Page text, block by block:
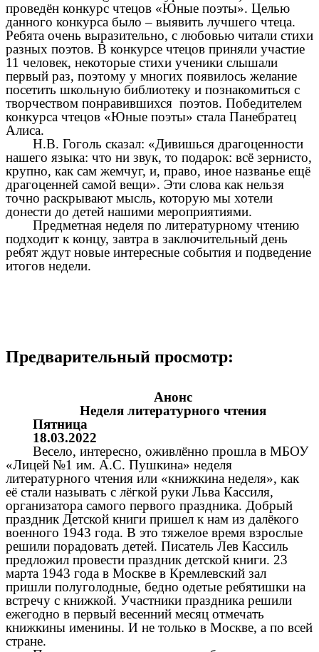
проведён конкурс чтецов «Юные поэты». Целью
данного конкурса было – выявить лучшего чтеца.
Ребята очень выразительно, с любовью читали стихи
разных поэтов. В конкурсе чтецов приняли участие
11 человек, некоторые стихи ученики слышали
первый раз, поэтому у многих появилось желание
посетить школьную библиотеку и познакомиться с
творчеством понравившихся поэтов. Победителем
конкурса чтецов «Юные поэты» стала Панебратец
Алиса.
Н.В. Гоголь сказал: «Дивишься драгоценности
нашего языка: что ни звук, то подарок: всё зернисто,
крупно, как сам жемчуг, и, право, иное названье ещё
драгоценней самой вещи». Эти слова как нельзя
точно раскрывают мысль, которую мы хотели
донести до детей нашими мероприятиями.
Предметная неделя по литературному чтению
подходит к концу, завтра в заключительный день
ребят ждут новые интересные события и подведение
итогов недели.
Предварительный просмотр:
Анонс
Неделя литературного чтения
Пятница
18.03.2022
Весело, интересно, оживлённо прошла в МБОУ
«Лицей №1 им. А.С. Пушкина» неделя
литературного чтения или «книжкина неделя», как
её стали называть с лёгкой руки Льва Кассиля,
организатора самого первого праздника. Добрый
праздник Детской книги пришел к нам из далёкого
военного 1943 года. В это тяжелое время взрослые
решили порадовать детей. Писатель Лев Кассиль
предложил провести праздник детской книги. 23
марта 1943 года в Москве в Кремлевский зал
пришли полуголодные, бедно одетые ребятишки на
встречу с книжкой. Участники праздника решили
ежегодно в первый весенний месяц отмечать
книжкины именины. И не только в Москве, а по всей
стране.